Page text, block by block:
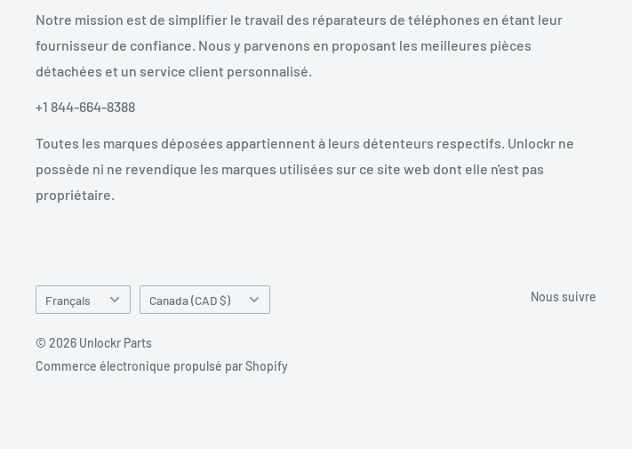
Notre mission est de simplifier le travail des réparateurs de téléphones en étant leur
fournisseur de confiance. Nous y parvenons en proposant les meilleures pièces
détachées et un service client personnalisé.
+1 844-664-8388
Toutes les marques déposées appartiennent à leurs détenteurs respectifs. Unlockr ne
possède ni ne revendique les marques utilisées sur ce site web dont elle n'est pas
propriétaire.
Langue
Français Pays/région
Canada (CAD $)
© 2026 Unlockr Parts
Commerce électronique propulsé par Shopify
Nous suivre